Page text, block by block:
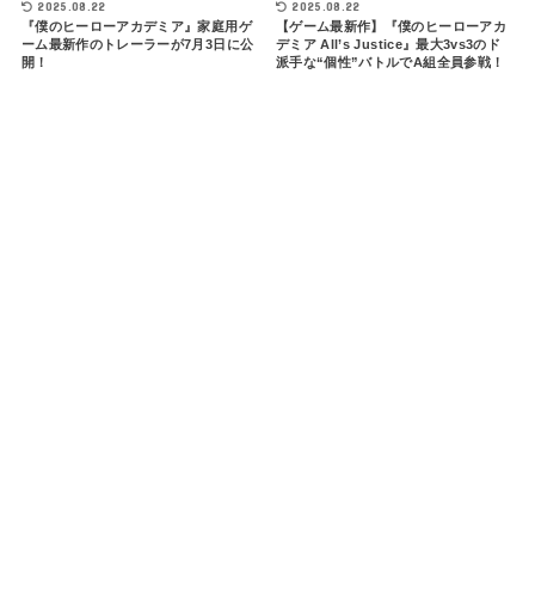
2025.08.22
『僕のヒーローアカデミア』家庭用ゲ
ーム最新作のトレーラーが7月3日に公
開！
2025.08.22
【ゲーム最新作】『僕のヒーローアカ
デミア All’s Justice』最大3vs3のド
派手な“個性”バトルでA組全員参戦！